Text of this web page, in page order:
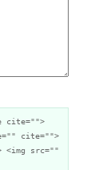
cite="">
cite="">
src=""